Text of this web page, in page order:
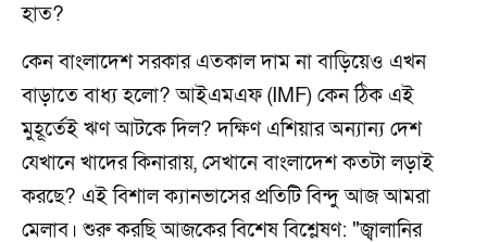
হাত?
কেন বাংলাদেশ সরকার এতকাল দাম না বাড়িয়েও এখন
বাড়াতে বাধ্য হলো? আইএমএফ (IMF) কেন ঠিক এই
মুহূর্তেই ঋণ আটকে দিল? দক্ষিণ এশিয়ার অন্যান্য দেশ
যেখানে খাদের কিনারায়, সেখানে বাংলাদেশ কতটা লড়াই
করছে? এই বিশাল ক্যানভাসের প্রতিটি বিন্দু আজ আমরা
মেলাব। শুরু করছি আজকের বিশেষ বিশ্লেষণ: "জ্বালানির